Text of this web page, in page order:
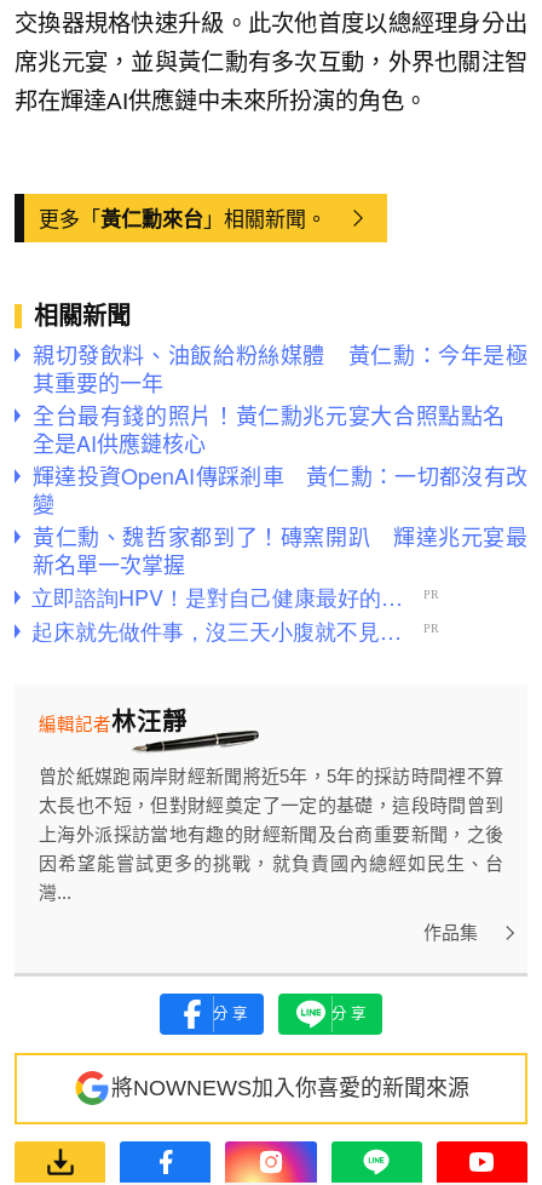
交換器規格快速升級。此次他首度以總經理身分出
席兆元宴，並與黃仁勳有多次互動，外界也關注智
邦在輝達AI供應鏈中未來所扮演的角色。
更多「黃仁勳來台」相關新聞。
相關新聞
親切發飲料、油飯給粉絲媒體 黃仁勳：今年是極
其重要的一年
全台最有錢的照片！黃仁勳兆元宴大合照點點名
全是AI供應鏈核心
輝達投資OpenAI傳踩剎車 黃仁勳：一切都沒有改
變
黃仁勳、魏哲家都到了！磚窯開趴 輝達兆元宴最
新名單一次掌握
林汪靜
編輯記者
曾於紙媒跑兩岸財經新聞將近5年，5年的採訪時間裡不算
太長也不短，但對財經奠定了一定的基礎，這段時間曾到
上海外派採訪當地有趣的財經新聞及台商重要新聞，之後
因希望能嘗試更多的挑戰，就負責國內總經如民生、台
灣...
作品集
分享 分享
將NOWNEWS加入你喜愛的新聞來源